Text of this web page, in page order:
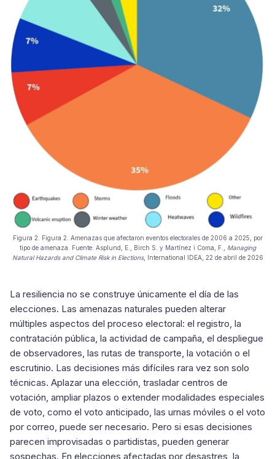
Figura 2. Figura 2. Amenazas que afectaron eventos electorales de 2006 a 2025, por
tipo de amenaza. Fuente: Asplund, E., Birch S. y Martínez i Coma, F., Managing
Natural Hazards and Climate Risk in Elections, International IDEA, 22 de abril de 2026
La resiliencia no se construye únicamente el día de las
elecciones. Las amenazas naturales pueden alterar
múltiples aspectos del proceso electoral: el registro, la
contratación pública, la actividad de campaña, el despliegue
de observadores, las rutas de transporte, la votación o el
escrutinio. Las decisiones más difíciles rara vez son solo
técnicas. Aplazar una elección, trasladar centros de
votación, ampliar plazos o extender modalidades especiales
de voto, como el voto anticipado, las urnas móviles o el voto
por correo, puede ser necesario. Pero si esas decisiones
parecen improvisadas o partidistas, pueden generar
sospechas. En elecciones afectadas por desastres, la